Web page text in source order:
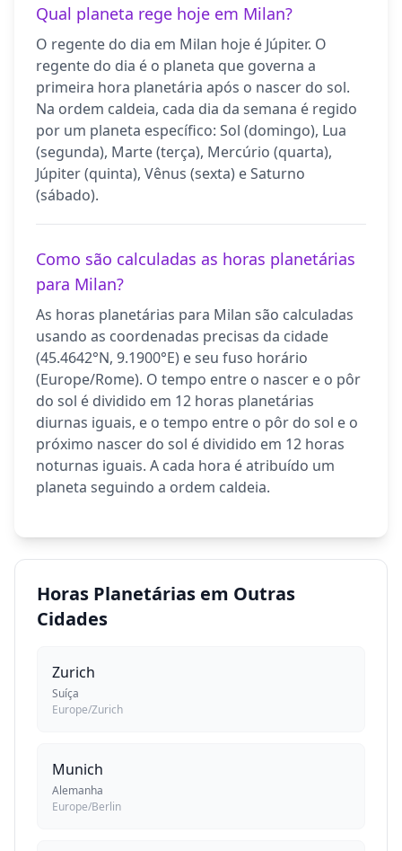
Qual planeta rege hoje em Milan?
O regente do dia em Milan hoje é Júpiter. O
regente do dia é o planeta que governa a
primeira hora planetária após o nascer do sol.
Na ordem caldeia, cada dia da semana é regido
por um planeta específico: Sol (domingo), Lua
(segunda), Marte (terça), Mercúrio (quarta),
Júpiter (quinta), Vênus (sexta) e Saturno
(sábado).
Como são calculadas as horas planetárias
para Milan?
As horas planetárias para Milan são calculadas
usando as coordenadas precisas da cidade
(45.4642°N, 9.1900°E) e seu fuso horário
(Europe/Rome). O tempo entre o nascer e o pôr
do sol é dividido em 12 horas planetárias
diurnas iguais, e o tempo entre o pôr do sol e o
próximo nascer do sol é dividido em 12 horas
noturnas iguais. A cada hora é atribuído um
planeta seguindo a ordem caldeia.
Horas Planetárias em Outras
Cidades
Zurich
Suíça
Europe/Zurich
Munich
Alemanha
Europe/Berlin